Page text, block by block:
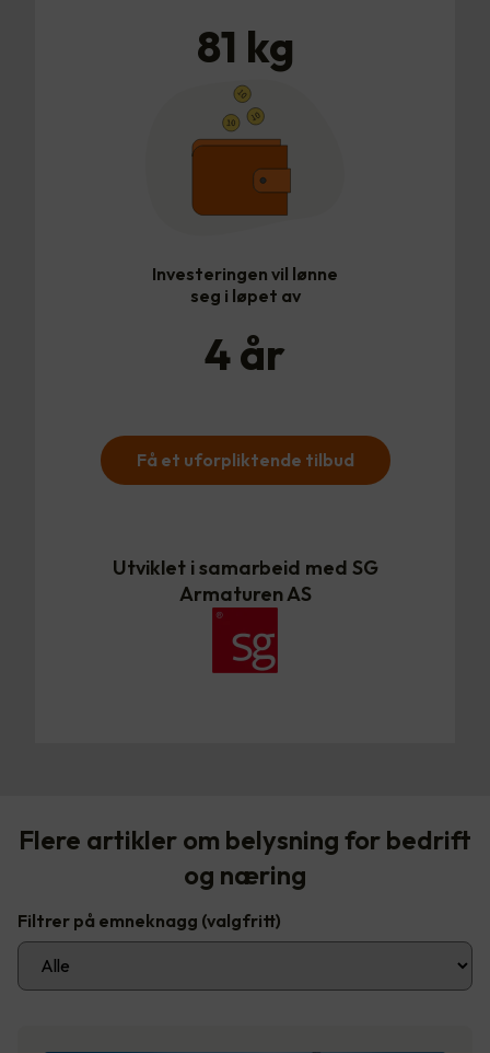
81 kg
Investeringen vil lønne
seg i løpet av
4år
Få et uforpliktende tilbud
Utviklet i samarbeid med SG
Armaturen AS
Flere artikler om belysning for bedrift
og næring
Filtrer på emneknagg (valgfritt)